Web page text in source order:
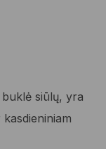
buklė siūlų, yra